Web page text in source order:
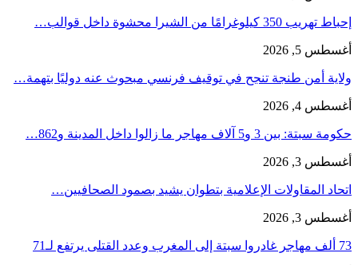
إحباط تهريب 350 كيلوغرامًا من الشيرا محشوة داخل قوالب…
أغسطس 5, 2026
ولاية أمن طنجة تنجح في توقيف فرنسي مبحوث عنه دوليًا بتهمة…
أغسطس 4, 2026
حكومة سبتة: بين 3 و5 آلاف مهاجر ما زالوا داخل المدينة و862…
أغسطس 3, 2026
اتحاد المقاولات الإعلامية بتطوان يشيد بصمود الصحافيين…
أغسطس 3, 2026
73 ألف مهاجر غادروا سبتة إلى المغرب وعدد القتلى يرتفع لـ71